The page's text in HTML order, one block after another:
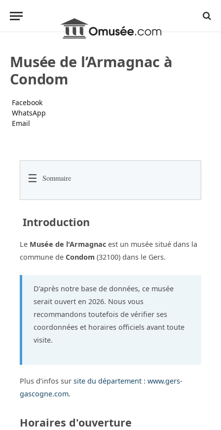
Musée de l’Armagnac à
Condom
Facebook
WhatsApp
Email
☰ Sommaire
Introduction
Le Musée de l'Armagnac est un musée situé dans la
commune de Condom (32100) dans le Gers.
D’après notre base de données, ce musée
serait ouvert en 2026. Nous vous
recommandons toutefois de vérifier ses
coordonnées et horaires officiels avant toute
visite.
Plus d’infos sur site du département : www.gers-
gascogne.com.
Horaires d'ouverture